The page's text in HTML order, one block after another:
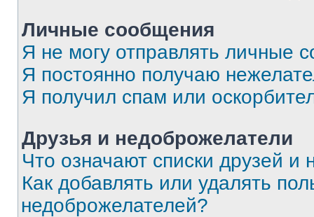
Личные сообщения
Я не могу отправлять личные
Я постоянно получаю
Я получил спам или
Друзья и недоброжелатели
Что означают списки друзей и
Как добавлять или удалять
недоброжелателей?